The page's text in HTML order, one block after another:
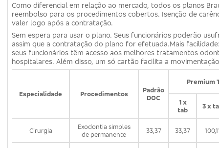
Como diferencial em relação ao mercado, todos os planos
reembolso para os procedimentos cobertos. Isenção de
valer logo após a contratação.
Sem espera para usar o plano. Seus funcionários poderão
assim que a contratação do plano for efetuada.Mais
seus funcionários têm acesso aos melhores tratamentos
hospitalares. Além disso, um só cartão facilita a
Especialidade Procedimentos
Padrão
DOC
Premium
1 x
tab
3 x
Cirurgia
Exodontia simples
de permanente
33,37 33,37